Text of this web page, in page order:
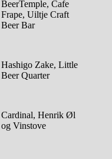
BeerTemple, Cafe
Frape, Uiltje Craft
Beer Bar
Hashigo Zake, Little
Beer Quarter
Cardinal, Henrik Øl
og Vinstove